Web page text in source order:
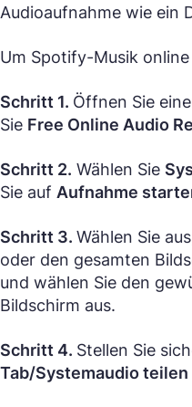
Audioaufnahme wie ein
Um Spotify-Musik
Schritt 1. Öffnen Sie
Sie Free Online Audio
Schritt 2. Wählen Sie
Sie auf Aufnahme
Schritt 3. Wählen Sie
oder den gesamten
und wählen Sie den
Bildschirm aus.
Schritt 4. Stellen Sie
Tab/Systemaudio teilen